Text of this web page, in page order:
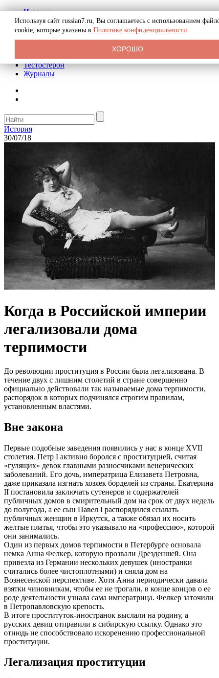
История
Биография
Криминал
Реклама на сайте
Тестостерон
Журналы
История
30/07/18
Когда в Российской империи
легализовали дома
терпимости
До революции проституция в России была легализована. В
течение двух с лишним столетий в стране совершенно
официально действовали так называемые дома терпимости,
распорядок в которых подчинялся строгим правилам,
установленным властями.
Вне закона
Первые подобные заведения появились у нас в конце XVII
столетия. Петр I активно боролся с проституцией, считая
«гулящих» девок главными разносчиками венерических
заболеваний. Его дочь, императрица Елизавета Петровна,
даже приказала изгнать хозяек борделей из страны. Екатерина
II постановила заключать сутенеров и содержателей
публичных домов в смирительный дом на срок от двух недель
до полугода, а ее сын Павел I распорядился ссылать
публичных женщин в Иркутск, а также обязал их носить
желтые платья, чтобы это указывало на «профессию», которой
они занимались.
Один из первых домов терпимости в Петербурге основала
немка Анна Фелкер, которую прозвали Дрезденшей. Она
привезла из Германии нескольких девушек (иностранки
считались более чистоплотными) и сняла дом на
Вознесенской перспективе. Хотя Анна периодически давала
взятки чиновникам, чтобы ее не трогали, в конце концов о ее
роде деятельности узнала сама императрица. Фелкер заточили
в Петропавловскую крепость.
В итоге проституток-иностранок выслали на родину, а
русских девиц отправили в сибирскую ссылку. Однако это
отнюдь не способствовало искоренению профессиональной
проституции.
Легализация проституции
Используя сайт russian7.ru, Вы соглашаетесь с использованием
cookie, которые указаны в Политике конфиденциальности
ХОРОШО